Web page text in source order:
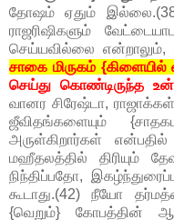
தோஷம் ஏதும்
ராஜரிஷிகளும்
செய்யவில்லை என்றாலும்,
சாகை மிருகம் {கிளையில்
செய்து கொண்டிருந்த
வானர சிரேஷ்டா,
ஜீவிதங்களையும்
அருள்கிறார்கள்
மஹீதலத்தில் திரியும்
நிந்திப்பதோ,
கூடாது.(42) நீயோ
{வெறும்} கோபத்தின்